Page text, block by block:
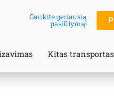
Gaukite geriausią
pasiūlymą!
Kitas transportas